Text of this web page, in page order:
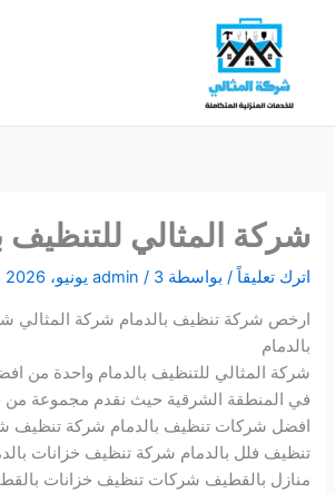
المحتوى
شركة المثالي للتنظيف
اترك تعليقاً / بواسطة admin / 3 يونيو، 2026
ارخص شركة تنظيف بالدمام شركة المثالي
بالدمام
شركة المثالي للتنظيف بالدمام واحدة من
في المنطقة الشرقية حيث نقدم مجموعة من
افضل شركات تنظيف بالدمام شركة تنظيف
تنظيف فلل بالدمام شركة تنظيف خزانات
منازل بالقطيف شركات تنظيف خزانات